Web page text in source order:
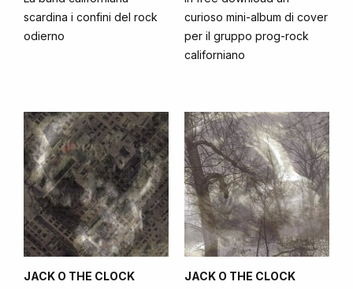
scardina i confini del rock
odierno
curioso mini-album di cover
per il gruppo prog-rock
californiano
JACK O THE CLOCK
JACK O THE CLOCK